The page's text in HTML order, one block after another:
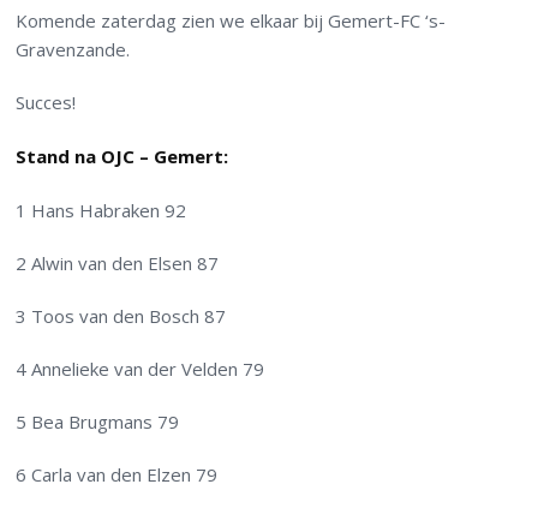
Komende zaterdag zien we elkaar bij Gemert-FC ‘s-
Gravenzande.
Succes!
Stand na OJC – Gemert:
1 Hans Habraken 92
2 Alwin van den Elsen 87
3 Toos van den Bosch 87
4 Annelieke van der Velden 79
5 Bea Brugmans 79
6 Carla van den Elzen 79